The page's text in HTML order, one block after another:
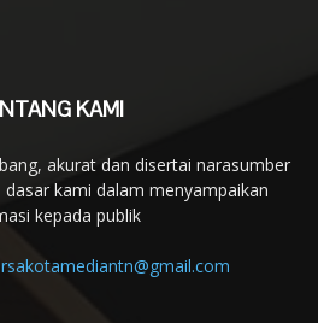
KAMI
akurat dan disertai narasumber
kami dalam menyampaikan
kepada publik